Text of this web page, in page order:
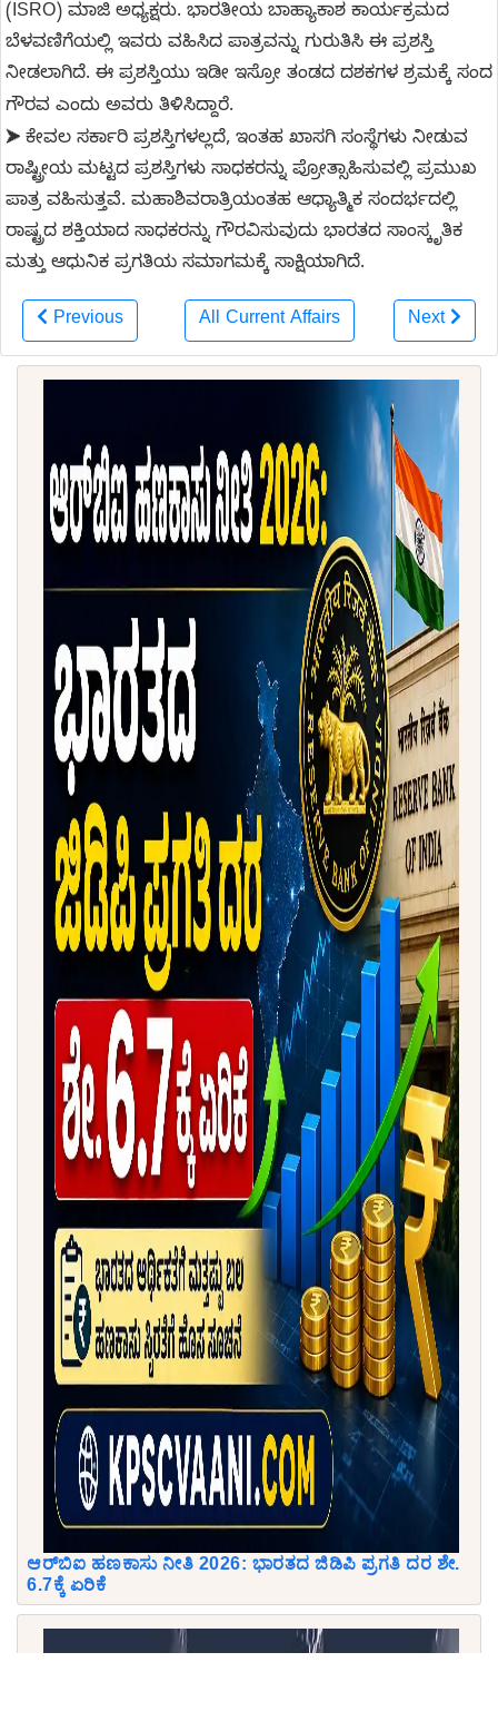
(ISRO) ಮಾಜಿ ಅಧ್ಯಕ್ಷರು. ಭಾರತೀಯ ಬಾಹ್ಯಾಕಾಶ ಕಾರ್ಯಕ್ರಮದ
ಬೆಳವಣಿಗೆಯಲ್ಲಿ ಇವರು ವಹಿಸಿದ ಪಾತ್ರವನ್ನು ಗುರುತಿಸಿ ಈ ಪ್ರಶಸ್ತಿ
ನೀಡಲಾಗಿದೆ. ಈ ಪ್ರಶಸ್ತಿಯು ಇಡೀ ಇಸ್ರೋ ತಂಡದ ದಶಕಗಳ ಶ್ರಮಕ್ಕೆ ಸಂದ
ಗೌರವ ಎಂದು ಅವರು ತಿಳಿಸಿದ್ದಾರೆ.
➤ ಕೇವಲ ಸರ್ಕಾರಿ ಪ್ರಶಸ್ತಿಗಳಲ್ಲದೆ, ಇಂತಹ ಖಾಸಗಿ ಸಂಸ್ಥೆಗಳು ನೀಡುವ
ರಾಷ್ಟ್ರೀಯ ಮಟ್ಟದ ಪ್ರಶಸ್ತಿಗಳು ಸಾಧಕರನ್ನು ಪ್ರೋತ್ಸಾಹಿಸುವಲ್ಲಿ ಪ್ರಮುಖ
ಪಾತ್ರ ವಹಿಸುತ್ತವೆ. ಮಹಾಶಿವರಾತ್ರಿಯಂತಹ ಆಧ್ಯಾತ್ಮಿಕ ಸಂದರ್ಭದಲ್ಲಿ
ರಾಷ್ಟ್ರದ ಶಕ್ತಿಯಾದ ಸಾಧಕರನ್ನು ಗೌರವಿಸುವುದು ಭಾರತದ ಸಾಂಸ್ಕೃತಿಕ
ಮತ್ತು ಆಧುನಿಕ ಪ್ರಗತಿಯ ಸಮಾಗಮಕ್ಕೆ ಸಾಕ್ಷಿಯಾಗಿದೆ.
Previous All Current Affairs Next
ಆರ್‌ಬಿಐ ಹಣಕಾಸು ನೀತಿ 2026: ಭಾರತದ ಜಿಡಿಪಿ ಪ್ರಗತಿ ದರ ಶೇ.
6.7ಕ್ಕೆ ಏರಿಕೆ